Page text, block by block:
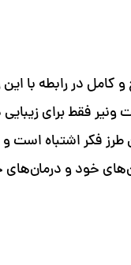
کامل در رابطه با
ونیر فقط برای
طرز فکر اشتباه است
خود و درمان‌های